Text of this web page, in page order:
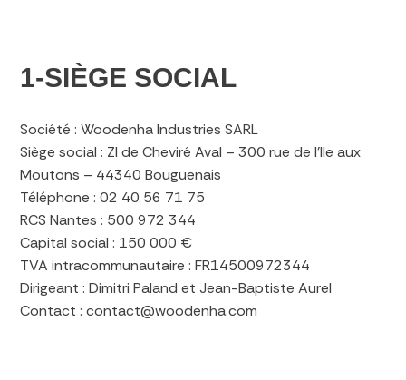
1-SIÈGE SOCIAL
Société : Woodenha Industries SARL
Siège social : ZI de Cheviré Aval – 300 rue de l’Ile aux
Moutons – 44340 Bouguenais
Téléphone : 02 40 56 71 75
RCS Nantes : 500 972 344
Capital social : 150 000 €
TVA intracommunautaire : FR14500972344
Dirigeant : Dimitri Paland et Jean-Baptiste Aurel
Contact : contact@woodenha.com